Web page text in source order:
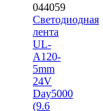
044059
Светодиодная
лента
UL-
A120-
5mm
24V
Day5000
(9.6